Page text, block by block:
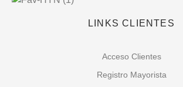
LINKS CLIENTES
Acceso Clientes
Registro Mayorista